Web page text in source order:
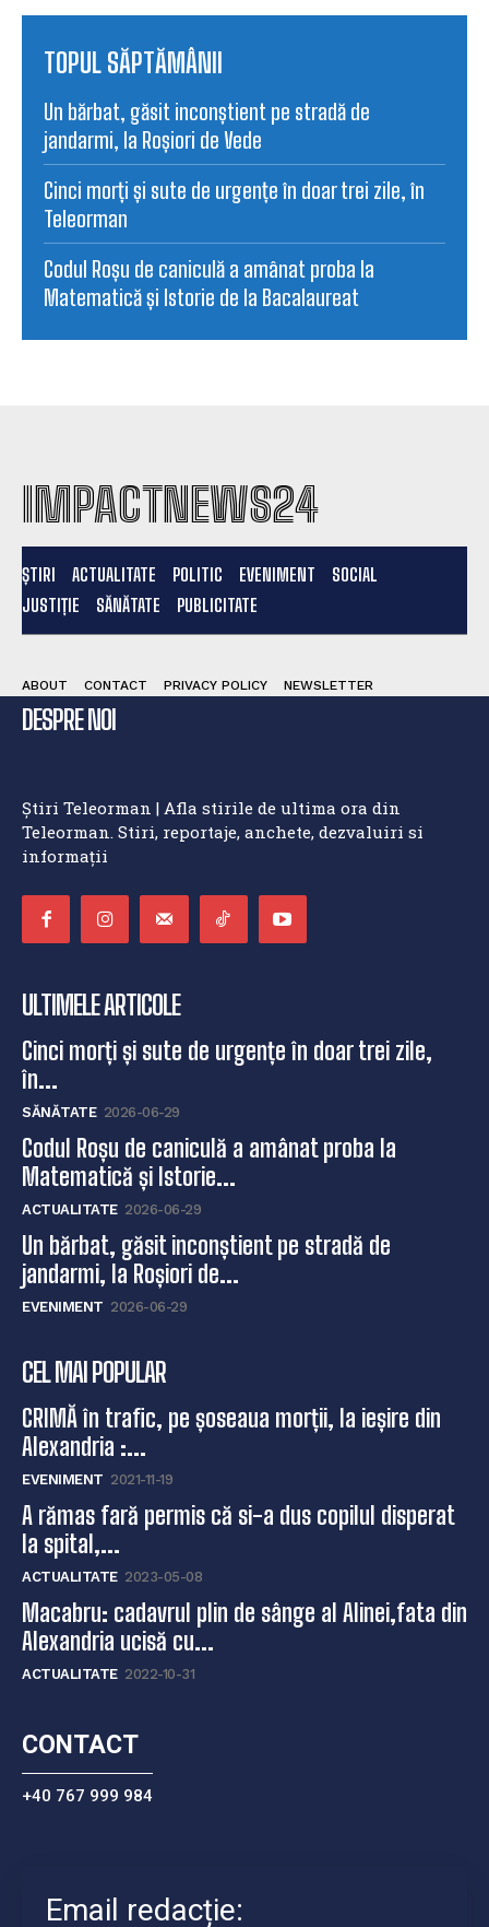
TOPUL SĂPTĂMÂNII
Un bărbat, găsit inconștient pe stradă de
jandarmi, la Roșiori de Vede
Cinci morți și sute de urgențe în doar trei zile, în
Teleorman
Codul Roșu de caniculă a amânat proba la
Matematică și Istorie de la Bacalaureat
IMPACTNEWS24
ȘTIRI ACTUALITATE POLITIC EVENIMENT
SOCIAL
JUSTIȚIE
SĂNĂTATE PUBLICITATE
ABOUT CONTACT PRIVACY POLICY NEWSLETTER
DESPRE NOI
Știri Teleorman | Afla stirile de ultima ora din
Teleorman. Stiri, reportaje, anchete, dezvaluiri si
informații
ULTIMELE ARTICOLE
Cinci morți și sute de urgențe în doar trei zile,
în...
SĂNĂTATE 2026-06-29
Codul Roșu de caniculă a amânat proba la
Matematică și Istorie...
ACTUALITATE 2026-06-29
Un bărbat, găsit inconștient pe stradă de
jandarmi, la Roșiori de...
EVENIMENT 2026-06-29
CEL MAI POPULAR
CRIMĂ în trafic, pe șoseaua morții, la ieșire din
Alexandria :...
EVENIMENT 2021-11-19
A rămas fară permis că si-a dus copilul disperat
la spital,...
ACTUALITATE 2023-05-08
Macabru: cadavrul plin de sânge al Alinei,fata din
Alexandria ucisă cu...
ACTUALITATE 2022-10-31
CONTACT
+40 767 999 984
Email redacție: